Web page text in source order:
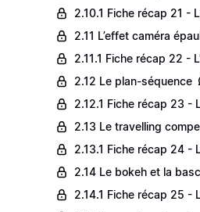
2.10.1 Fiche récap 21 -
2.11 L’effet caméra
2.11.1 Fiche récap 22 -
2.12 Le plan-séquence
2.12.1 Fiche récap 23 -
2.13 Le travelling
2.13.1 Fiche récap 24 -
2.14 Le bokeh et la
2.14.1 Fiche récap 25 -